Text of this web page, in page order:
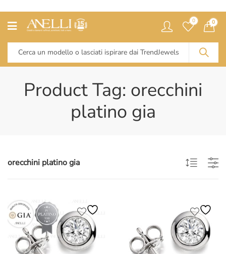
0 0
Product Tag: orecchini
platino gia
orecchini platino gia